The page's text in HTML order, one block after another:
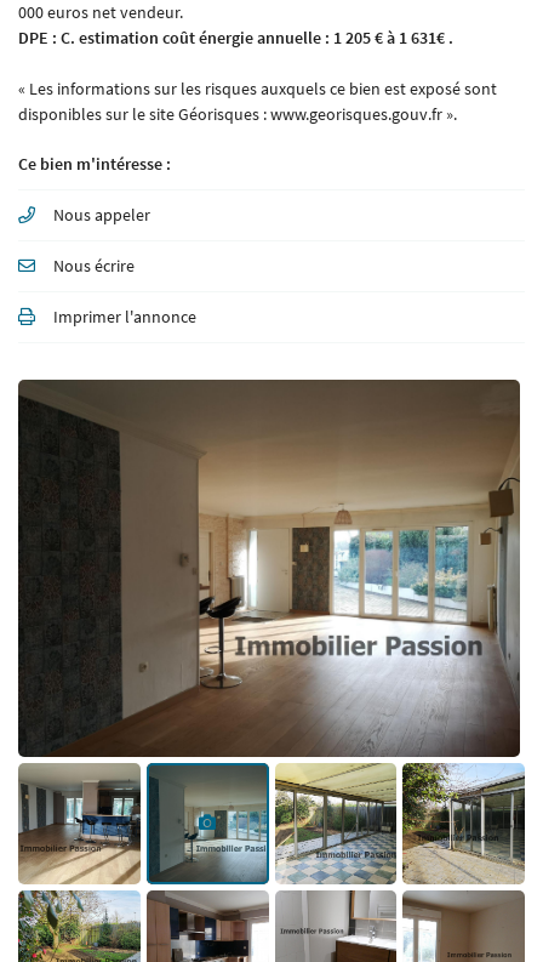
000 euros net vendeur.
DPE : C. estimation coût énergie annuelle : 1 205 € à 1 631€ .
« Les informations sur les risques auxquels ce bien est exposé sont
disponibles sur le site Géorisques : www.georisques.gouv.fr ».
Ce bien m'intéresse :
Nous appeler
Nous écrire
Imprimer l'annonce